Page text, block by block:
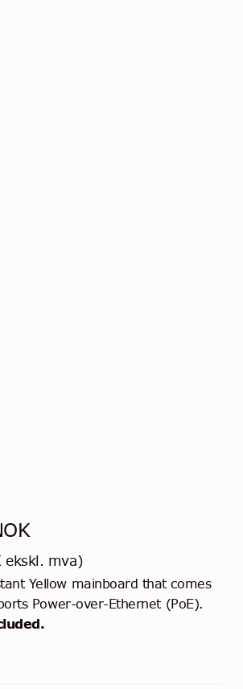
ekskl. mva)
Yellow mainboard that comes
Power-over-Ethernet (PoE).